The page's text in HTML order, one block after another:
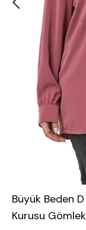
Büyük Beden
Kurusu Gömlek